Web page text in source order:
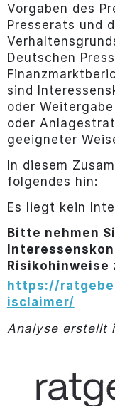
Vorgaben des
Presserats und
Deutschen
sind
oder
oder
geeigneter
In diesem
folgendes hin:
Es liegt kein
Bitte nehmen
Risikohinweise
https://
isclaimer/
Analyse erstellt